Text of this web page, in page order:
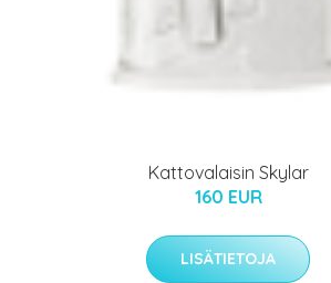
Kattovalaisin Skylar
160 EUR
LISÄTIETOJA